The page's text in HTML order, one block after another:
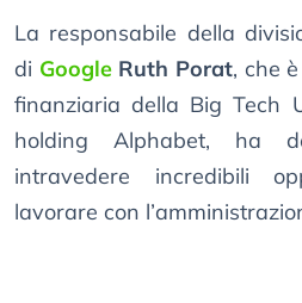
La responsabile della
di Google Ruth Porat, che
finanziaria della Big Tech
holding Alphabet, ha
intravedere incredibili
lavorare con